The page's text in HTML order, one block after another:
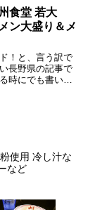
れば、よりサイ
食堂 若大
ン大盛り＆メ
！と、言う訳で
長野県の記事で
時にでも書いて
使用 冷し汁な
など